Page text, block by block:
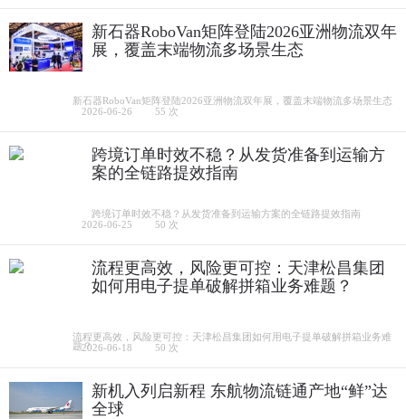
新石器RoboVan矩阵登陆2026亚洲物流双年
展，覆盖末端物流多场景生态
新石器RoboVan矩阵登陆2026亚洲物流双年展，覆盖末端物流多场景生态
2026-06-26
55 次
跨境订单时效不稳？从发货准备到运输方
案的全链路提效指南
跨境订单时效不稳？从发货准备到运输方案的全链路提效指南
2026-06-25
50 次
流程更高效，风险更可控：天津松昌集团
如何用电子提单破解拼箱业务难题？
流程更高效，风险更可控：天津松昌集团如何用电子提单破解拼箱业务难
题？2026-06-18 50 次
新机入列启新程 东航物流链通产地“鲜”达
全球